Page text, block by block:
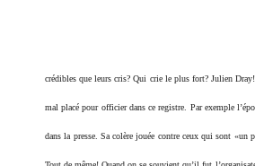
crédibles que leurs cris? Qui crie le plus fort? Julien
mal placé pour officier dans ce registre. Par exemple
dans la presse. Sa colère jouée contre ceux qui sont